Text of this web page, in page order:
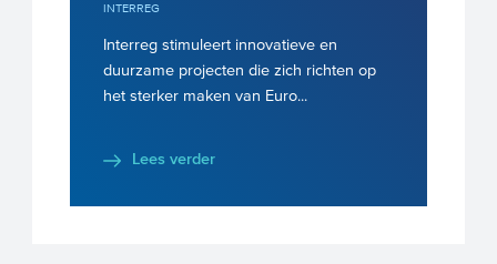
INTERREG
Interreg stimuleert innovatieve en
duurzame projecten die zich richten op
het sterker maken van Euro...
Lees verder